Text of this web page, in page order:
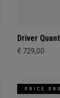
Driver
€ 729,00
PRICE